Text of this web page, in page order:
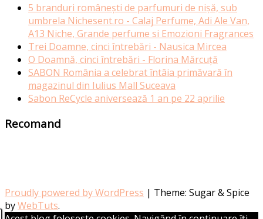
5 branduri românești de parfumuri de nișă, sub
umbrela Nichesent.ro - Calaj Perfume, Adi Ale Van,
A13 Niche, Grande perfume si Emozioni Fragrances
Trei Doamne, cinci întrebări - Nausica Mircea
O Doamnă, cinci întrebări - Florina Mărcuță
SABON România a celebrat întâia primăvară în
magazinul din Iulius Mall Suceava
Sabon ReCycle aniversează 1 an pe 22 aprilie
Recomand
Proudly powered by WordPress | Theme: Sugar & Spice
byWebTuts.